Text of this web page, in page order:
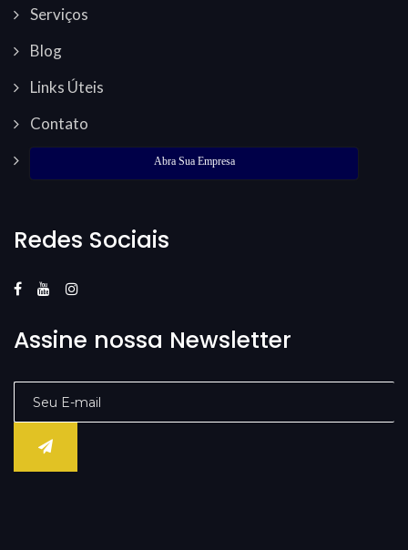
Serviços
Blog
Links Úteis
Contato
Abra Sua Empresa
Redes Sociais
Assine nossa Newsletter